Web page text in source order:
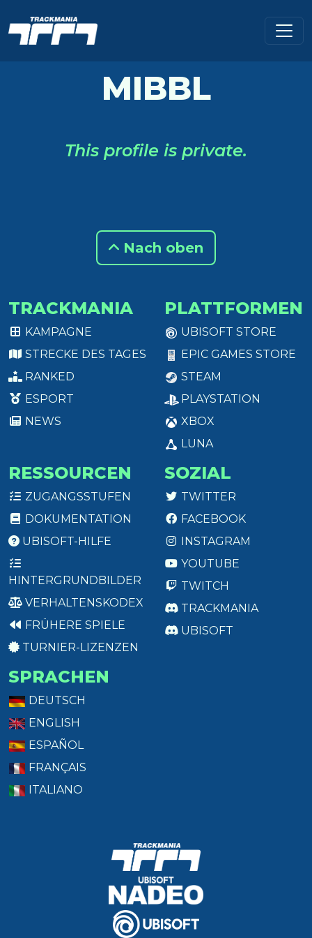
MIBBL
This profile is private.
Nach oben
TRACKMANIA
KAMPAGNE
STRECKE DES TAGES
RANKED
ESPORT
NEWS
PLATTFORMEN
UBISOFT STORE
EPIC GAMES STORE
STEAM
PLAYSTATION
XBOX
LUNA
RESSOURCEN
ZUGANGSSTUFEN
DOKUMENTATION
UBISOFT-HILFE
HINTERGRUNDBILDER
VERHALTENSKODEX
FRÜHERE SPIELE
TURNIER-LIZENZEN
SOZIAL
TWITTER
FACEBOOK
INSTAGRAM
YOUTUBE
TWITCH
TRACKMANIA
UBISOFT
SPRACHEN
DEUTSCH
ENGLISH
ESPAÑOL
FRANÇAIS
ITALIANO